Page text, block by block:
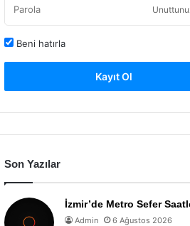
Beni hatırla
Kayıt Ol
Son Yazılar
İzmir’de Metro Sefer
Admin 6 Ağustos 2026